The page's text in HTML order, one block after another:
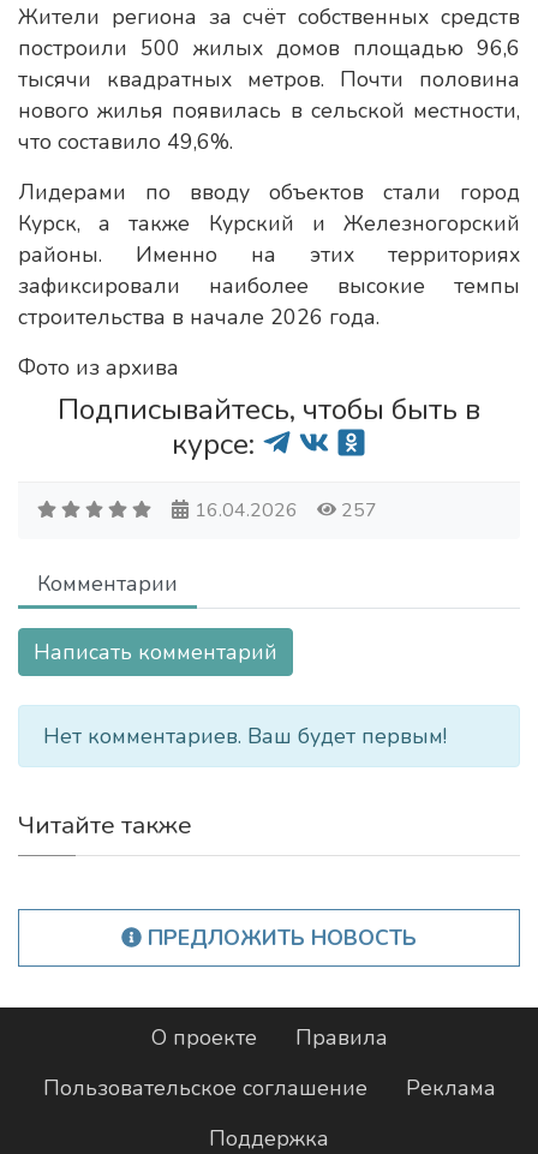
Жители региона за счёт собственных средств
построили 500 жилых домов площадью 96,6
тысячи квадратных метров. Почти половина
нового жилья появилась в сельской местности,
что составило 49,6%.
Лидерами по вводу объектов стали город
Курск, а также Курский и Железногорский
районы. Именно на этих территориях
зафиксировали наиболее высокие темпы
строительства в начале 2026 года.
Фото из архива
Подписывайтесь, чтобы быть в
курсе:
16.04.2026 257
Комментарии
Написать комментарий
Нет комментариев. Ваш будет первым!
Читайте также
ПРЕДЛОЖИТЬ НОВОСТЬ
О проекте
Правила
Пользовательское соглашение
Реклама
Поддержка